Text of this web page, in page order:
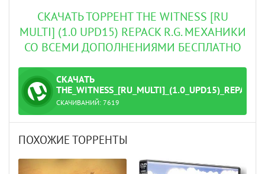
СКАЧАТЬ ТОРРЕНТ THE WITNESS [RU
MULTI] (1.0 UPD15) REPACK R.G. МЕХАНИКИ
СО ВСЕМИ ДОПОЛНЕНИЯМИ БЕСПЛАТНО
СКАЧАТЬ
ТОРРЕНТ
СКАЧИВАНИЙ: 7619
ПОХОЖИЕ ТОРРЕНТЫ